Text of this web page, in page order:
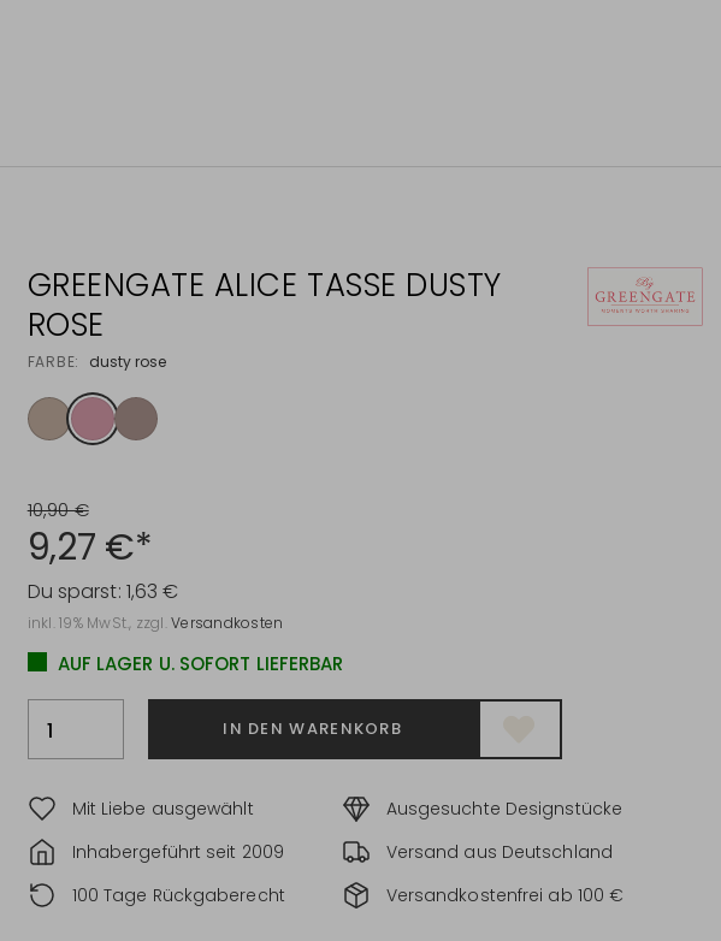
GREENGATE ALICE TASSE DUSTY
ROSE
FARBE: dusty rose
10,90 €
9,27 €*
Du sparst: 1,63 €
inkl. 19% MwSt., zzgl.Versandkosten
AUF LAGER U. SOFORT LIEFERBAR
IN DEN WARENKORB
Mit Liebe ausgewählt
Ausgesuchte Designstücke
Inhabergeführt seit 2009
Versand aus Deutschland
100 Tage Rückgaberecht
Versandkostenfrei ab 100 €